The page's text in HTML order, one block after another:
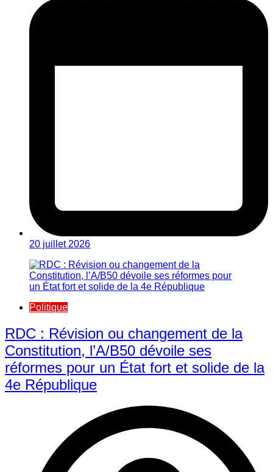
20 juillet 2026
Politique
RDC : Révision ou changement de la
Constitution, l’A/B50 dévoile ses
réformes pour un État fort et solide de la
4e République